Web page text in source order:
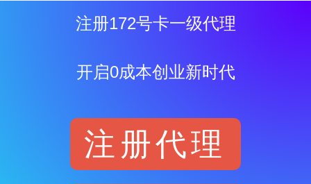
注册172号卡一级代理
开启0成本创业新时代
注册代理